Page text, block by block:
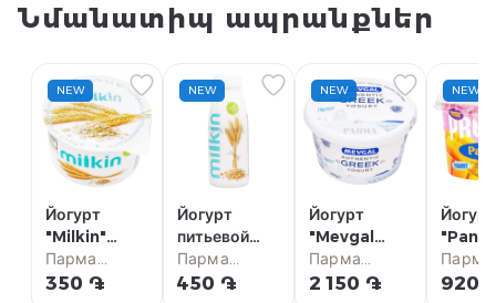
Նմանատիպ ապրանքներ
NEW
Йогурт
"Milkin"
зерновой
2.5% 160г
Парма
супермаркет
350 ֏
NEW
Йогурт
питьевой
"Milkin"
зерновой
Парма
супермаркет
450 ֏
NEW
Йогурт
"Mevgal
Greek" без
глютена 10%
Парма
супермаркет
2 150 ֏
NEW
Йогурт
манго,
Парма
920